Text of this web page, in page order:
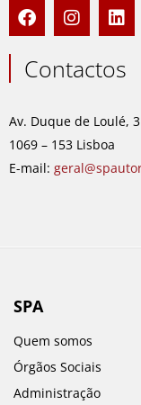
F
a
c
e
b
o
k
I
n
s
t
a
r
a
m
L
i
n
k
e
i
n
Contactos
Av. Duque de Loulé,
1069 – 153 Lisboa
E-mail:
SPA
Quem somos
Órgãos Sociais
Administração